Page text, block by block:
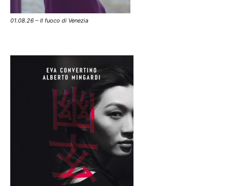
01.08.26 – Il fuoco di Venezia